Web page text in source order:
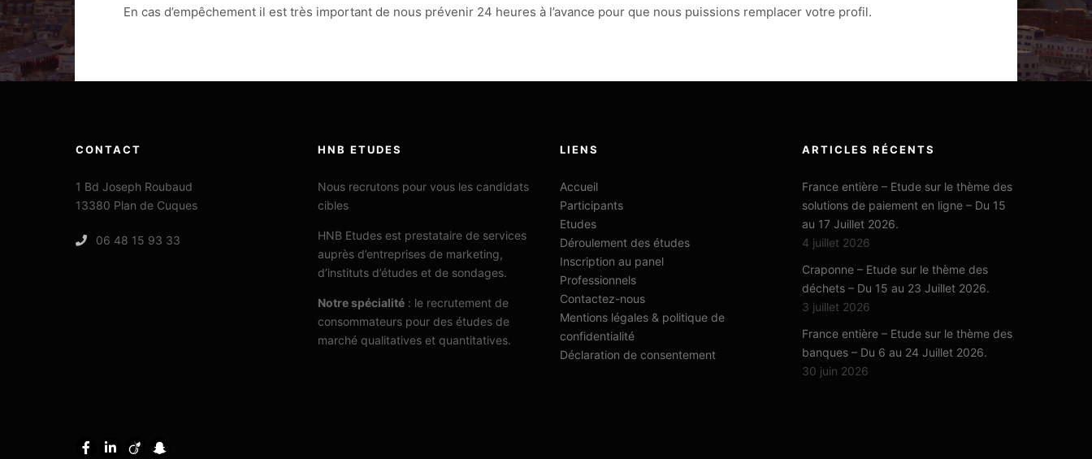
En cas d’empêchement il est très important de nous prévenir 24 heures à l’avance pour que nous puissions remplacer votre profil.
CONTACT
1 Bd Joseph Roubaud
13380 Plan de Cuques
06 48 15 93 33
HNB ETUDES
Nous recrutons pour vous les candidats
cibles
HNB Etudes est prestataire de services
auprès d’entreprises de marketing,
d’instituts d’études et de sondages.
Notre spécialité : le recrutement de
consommateurs pour des études de
marché qualitatives et quantitatives.
LIENS
Accueil
Participants
Etudes
Déroulement des études
Inscription au panel
Professionnels
Contactez-nous
Mentions légales & politique de
confidentialité
Déclaration de consentement
ARTICLES RÉCENTS
France entière – Etude sur le thème des
solutions de paiement en ligne – Du 15
au 17 Juillet 2026.
4 juillet 2026
Craponne – Etude sur le thème des
déchets – Du 15 au 23 Juillet 2026.
3 juillet 2026
France entière – Etude sur le thème des
banques – Du 6 au 24 Juillet 2026.
30 juin 2026